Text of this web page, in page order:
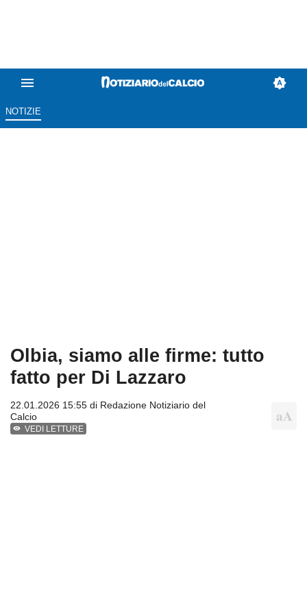
NOTIZIE
Olbia, siamo alle firme: tutto
fatto per Di Lazzaro
22.01.2026 15:55 di Redazione Notiziario del
Calcio
VEDI LETTURE